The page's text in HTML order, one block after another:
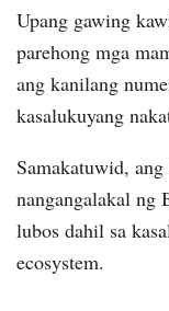
Upang gawing
parehong mga
ang kanilang
kasalukuyang
Samakatuwid,
nangangalakal ng
lubos dahil sa
ecosystem.